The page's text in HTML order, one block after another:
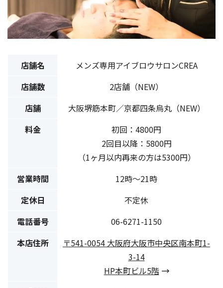
店舗名
メンズ専用アイブロウサロンCREA
店舗数
2店舗（NEW）
店舗
大阪堺筋本町／京都四条烏丸（NEW）
料金
初回：4800円
2回目以降：5800円
（1ヶ月以内再来の方は5300円）
営業時間
12時〜21時
定休日
不定休
電話番号
06-6271-1150
本店住所
〒541-0054 大阪府大阪市中央区南本町1-
3-14
HP本町ビル5階